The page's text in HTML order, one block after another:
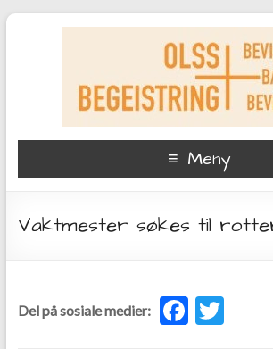
Meny
Vaktmester søkes til
Del på sosiale medier:
F T